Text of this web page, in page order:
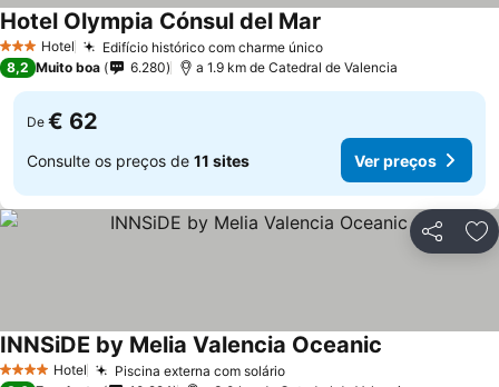
3 EstrelasHotel Edifício histórico com charme único
Hotel Olympia Cónsul del Mar
8,2 Muito boa 6.280 a 1.9 km de Catedral de Valencia
De € 62
Consulte os preços de 11 sites Ver preços
Partilhar
4 EstrelasHotel Piscina externa com solário
INNSiDE by Melia Valencia Oceanic